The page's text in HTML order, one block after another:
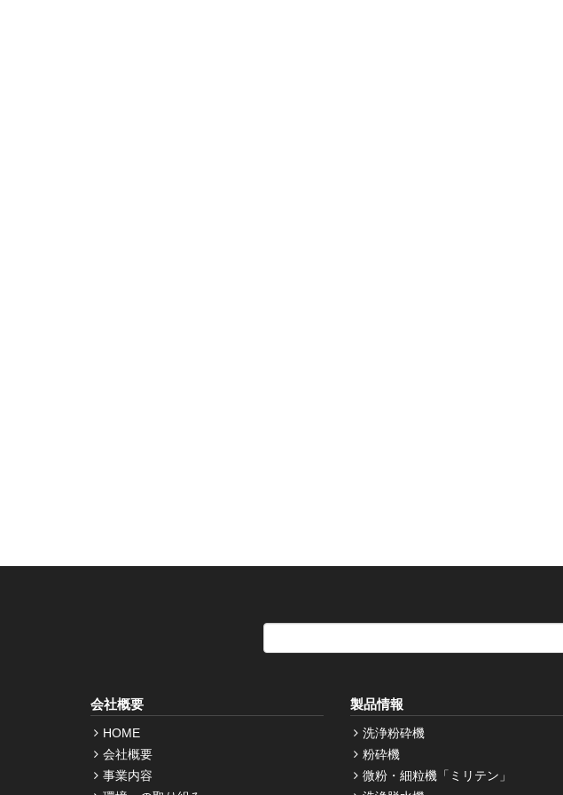
会社概要
HOME
会社概要
事業内容
製品情報
洗浄粉砕機
粉砕機
微粉・細粒機「ミリテン」